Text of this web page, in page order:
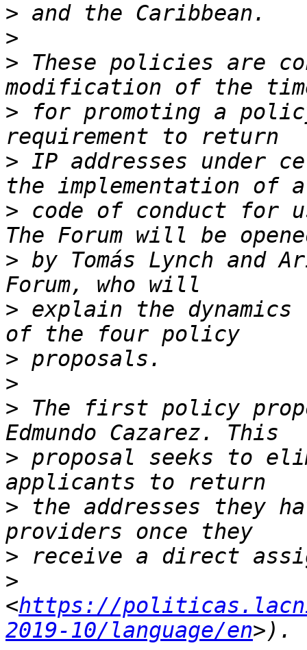
>
>
> These policies are
> for promoting a
> IP addresses under
> code of conduct
> by Tomás Lynch and
> explain the
>
>
> The first policy
> proposal seeks to
> the addresses they
>
>
<https://
2019-10/language/en